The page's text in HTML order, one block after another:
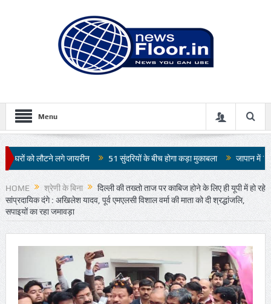
Menu
51 सुंदरियों के बीच होगा कड़ा मुकाबला जापान में 7.1 तीव्रता के भूकंप से भारी
HOME श्रेणी के बिना
दिल्ली की तख्तो ताज पर काबिज होने के लिए ही यूपी में हो रहे
सांप्रदायिक दंगे : अखिलेश यादव, पूर्व एमएलसी विशाल वर्मा की माता को दी श्रद्धांजलि,
सपाइयों का रहा जमावड़ा